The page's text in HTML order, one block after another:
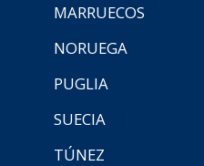
MARRUECOS
NORUEGA
PUGLIA
SUECIA
TÚNEZ